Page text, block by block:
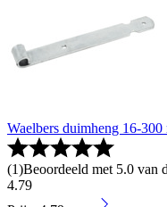
Waelbers duimheng 16-
(1)Beoordeeld met 5.0 van
4.79